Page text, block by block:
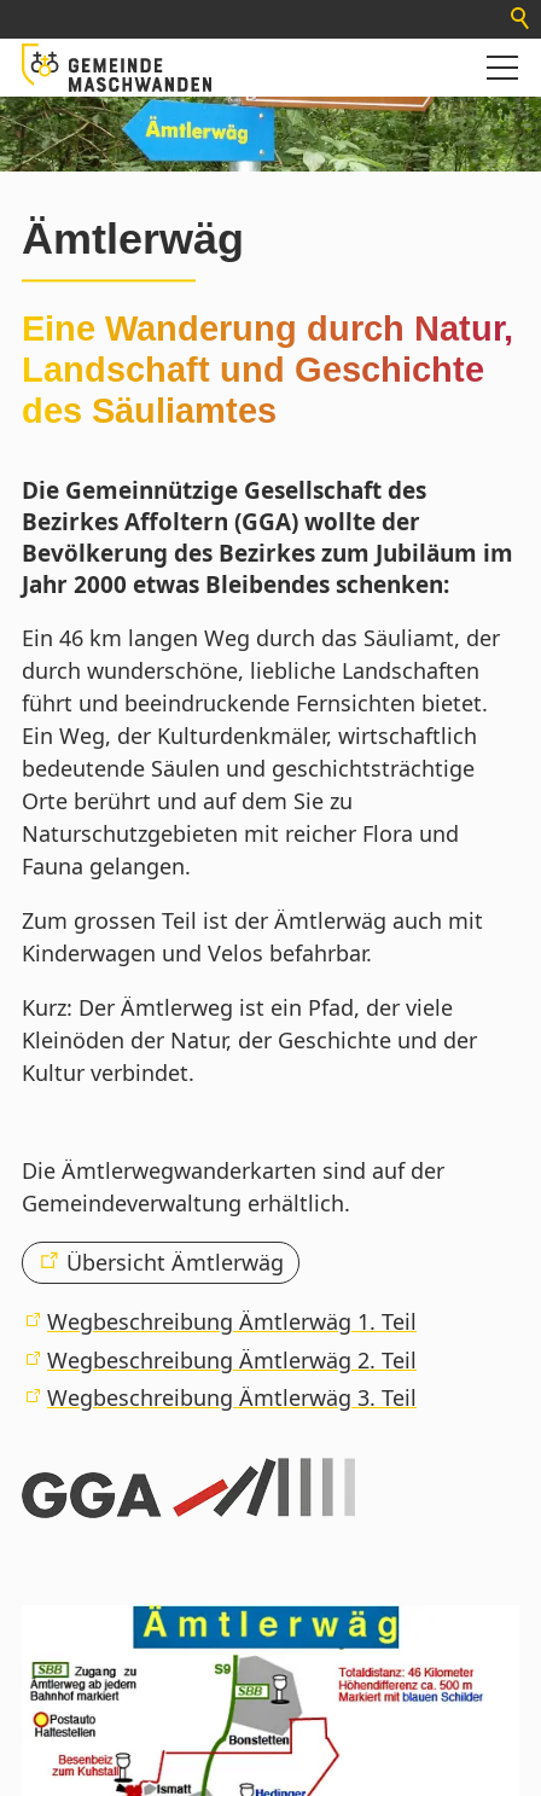
Ämtler­wäg
Eine Wanderung durch Natur,
Landschaft und Geschichte
des Säuliamtes
Die Gemeinnützige Gesellschaft des
Bezirkes Affoltern (GGA) wollte der
Bevölkerung des Bezirkes zum Jubiläum im
Jahr 2000 etwas Bleibendes schenken:
Ein 46 km langen Weg durch das Säuliamt, der
durch wunderschöne, liebliche Landschaften
führt und beeindruckende Fernsichten bietet.
Ein Weg, der Kulturdenkmäler, wirtschaftlich
bedeutende Säulen und geschichtsträchtige
Orte berührt und auf dem Sie zu
Naturschutzgebieten mit reicher Flora und
Fauna gelangen.
Zum grossen Teil ist der Ämtlerwäg auch mit
Kinderwagen und Velos befahrbar.
Kurz: Der Ämtlerweg ist ein Pfad, der viele
Kleinöden der Natur, der Geschichte und der
Kultur verbindet.
Die Ämtlerwegwanderkarten sind auf der
Gemeindeverwaltung erhältlich.
Übersicht Ämtlerwäg
Wegbeschreibung Ämtlerwäg 1. Teil
Wegbeschreibung Ämtlerwäg 2. Teil
Wegbeschreibung Ämtlerwäg 3. Teil